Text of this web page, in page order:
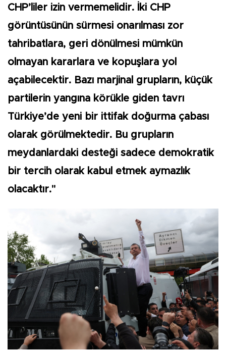
CHP’liler izin vermemelidir. İki CHP
görüntüsünün sürmesi onarılması zor
tahribatlara, geri dönülmesi mümkün
olmayan kararlara ve kopuşlara yol
açabilecektir. Bazı marjinal grupların, küçük
partilerin yangına körükle giden tavrı
Türkiye’de yeni bir ittifak doğurma çabası
olarak görülmektedir. Bu grupların
meydanlardaki desteği sadece demokratik
bir tercih olarak kabul etmek aymazlık
olacaktır."